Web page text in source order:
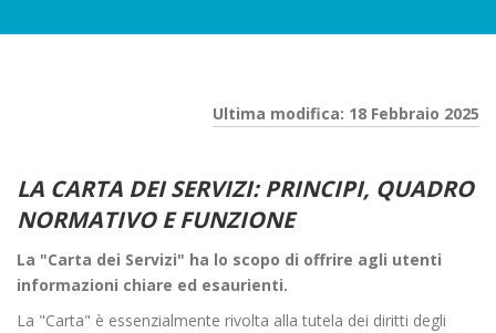
Ultima modifica: 18 Febbraio 2025
LA CARTA DEI SERVIZI: PRINCIPI, QUADRO
NORMATIVO E FUNZIONE
La "Carta dei Servizi" ha lo scopo di offrire agli utenti
informazioni chiare ed esaurienti.
La "Carta" è essenzialmente rivolta alla tutela dei diritti degli